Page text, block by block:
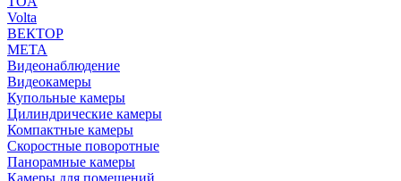
Volta
ВЕКТОР
МЕТА
Видеонаблюдение
Видеокамеры
Купольные камеры
Цилиндрические камеры
Компактные камеры
Скоростные поворотные
Панорамные камеры
Камеры для помещений